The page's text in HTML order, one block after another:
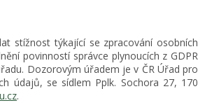
stížnost týkající se zpracování osobních
povinností správce plynoucích z GDPR
Dozorovým úřadem je v ČR Úřad pro
údajů, se sídlem Pplk. Sochora 27, 170
.